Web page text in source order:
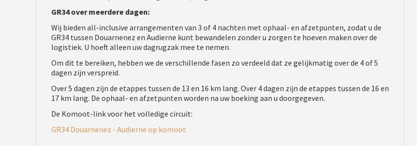
GR34 over meerdere dagen:
Wij bieden all-inclusive arrangementen van 3 of 4 nachten met ophaal- en afzetpunten, zodat u de
GR34 tussen Douarnenez en Audierne kunt bewandelen zonder u zorgen te hoeven maken over de
logistiek. U hoeft alleen uw dagrugzak mee te nemen.
Om dit te bereiken, hebben we de verschillende fasen zo verdeeld dat ze gelijkmatig over de 4 of 5
dagen zijn verspreid.
Over 5 dagen zijn de etappes tussen de 13 en 16 km lang. Over 4 dagen zijn de etappes tussen de 16 en
17 km lang. De ophaal- en afzetpunten worden na uw boeking aan u doorgegeven.
De Komoot-link voor het volledige circuit:
GR34 Douarnenez - Audierne op komoot